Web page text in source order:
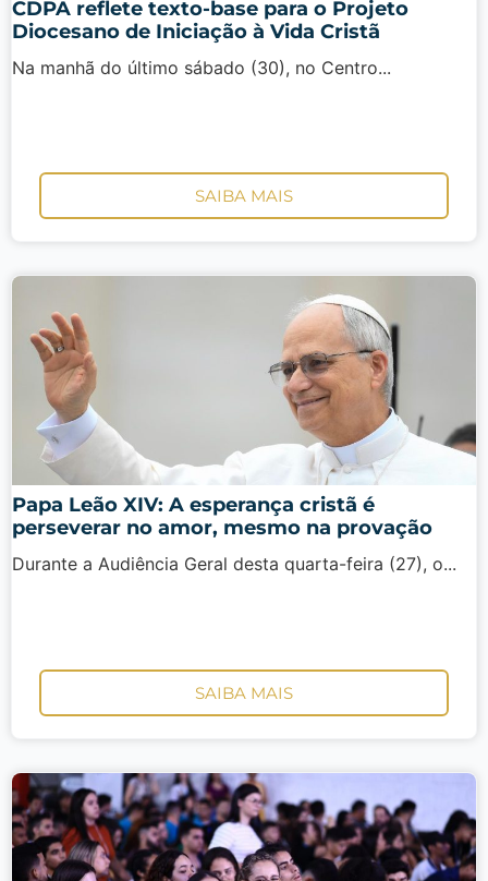
CDPA reflete texto-base para o Projeto
Diocesano de Iniciação à Vida Cristã
Na manhã do último sábado (30), no Centro...
SAIBA MAIS
Papa Leão XIV: A esperança cristã é
perseverar no amor, mesmo na provação
Durante a Audiência Geral desta quarta-feira (27), o...
SAIBA MAIS